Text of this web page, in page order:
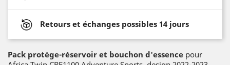
Retours et échanges possibles 14 jours
Pack protège-réservoir et bouchon d'essence pour